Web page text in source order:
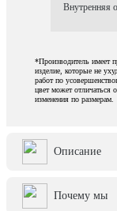
Внутренняя
*Производитель имеет
изделие, которые не
работ по
цвет может отличаться
изменения по размерам.
Описание
Почему мы